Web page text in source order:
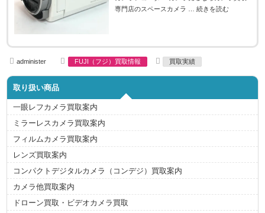
専門店のスペースカメラ …続きを読む
A
u
t
o
administer
C
a
t
r
i
e
s
FUJI（フジ）買取情報
T
a
g
買取実績
取り扱い商品
一眼レフカメラ買取案内
ミラーレスカメラ買取案内
フィルムカメラ買取案内
レンズ買取案内
コンパクトデジタルカメラ（コンデジ）買取案内
カメラ他買取案内
ドローン買取・ビデオカメラ買取